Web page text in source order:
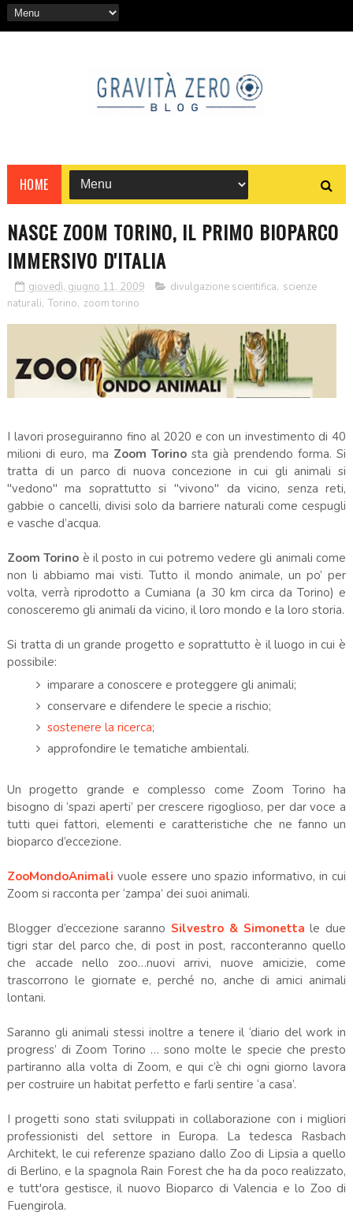
HOME
NASCE ZOOM TORINO, IL PRIMO BIOPARCO
IMMERSIVO D'ITALIA
giovedì, giugno 11, 2009 divulgazione scientifica, scienze
naturali, Torino, zoom torino
I lavori proseguiranno fino al 2020 e con un investimento di 40
milioni di euro, ma Zoom Torino sta già prendendo forma. Si
tratta di un parco di nuova concezione in cui gli animali si
"vedono" ma soprattutto si "vivono" da vicino, senza reti,
gabbie o cancelli, divisi solo da barriere naturali come cespugli
e vasche d’acqua.
Zoom Torino è il posto in cui potremo vedere gli animali come
non li abbiamo mai visti. Tutto il mondo animale, un po’ per
volta, verrà riprodotto a Cumiana (a 30 km circa da Torino) e
conosceremo gli animali da vicino, il loro mondo e la loro storia.
Si tratta di un grande progetto e soprattutto è il luogo in cui è
possibile:
imparare a conoscere e proteggere gli animali;
conservare e difendere le specie a rischio;
sostenere la ricerca;
approfondire le tematiche ambientali.
Un progetto grande e complesso come Zoom Torino ha
bisogno di ‘spazi aperti’ per crescere rigoglioso, per dar voce a
tutti quei fattori, elementi e caratteristiche che ne fanno un
bioparco d’eccezione.
ZooMondoAnimali vuole essere uno spazio informativo, in cui
Zoom si racconta per ‘zampa’ dei suoi animali.
Blogger d’eccezione sarannoSilvestro & Simonetta le due
tigri star del parco che, di post in post, racconteranno quello
che accade nello zoo…nuovi arrivi, nuove amicizie, come
trascorrono le giornate e, perché no, anche di amici animali
lontani.
Saranno gli animali stessi inoltre a tenere il ‘diario del work in
progress’ di Zoom Torino … sono molte le specie che presto
partiranno alla volta di Zoom, e qui c’è chi ogni giorno lavora
per costruire un habitat perfetto e farli sentire ‘a casa’.
I progetti sono stati sviluppati in collaborazione con i migliori
professionisti del settore in Europa. La tedesca Rasbach
Architekt, le cui referenze spaziano dallo Zoo di Lipsia a quello
di Berlino, e la spagnola Rain Forest che ha da poco realizzato,
e tutt'ora gestisce, il nuovo Bioparco di Valencia e lo Zoo di
Fuengirola.